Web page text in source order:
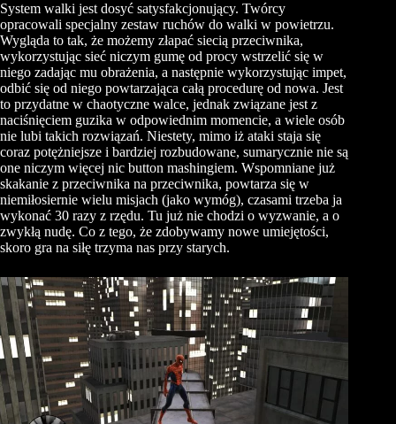
System walki jest dosyć satysfakcjonujący. Twórcy
opracowali specjalny zestaw ruchów do walki w powietrzu.
Wygląda to tak, że możemy złapać siecią przeciwnika,
wykorzystując sieć niczym gumę od procy wstrzelić się w
niego zadając mu obrażenia, a następnie wykorzystując impet,
odbić się od niego powtarzająca całą procedurę od nowa. Jest
to przydatne w chaotyczne walce, jednak związane jest z
naciśnięciem guzika w odpowiednim momencie, a wiele osób
nie lubi takich rozwiązań. Niestety, mimo iż ataki staja się
coraz potężniejsze i bardziej rozbudowane, sumarycznie nie są
one niczym więcej nic button mashingiem. Wspomniane już
skakanie z przeciwnika na przeciwnika, powtarza się w
niemiłosiernie wielu misjach (jako wymóg), czasami trzeba ja
wykonać 30 razy z rzędu. Tu już nie chodzi o wyzwanie, a o
zwykłą nudę. Co z tego, że zdobywamy nowe umiejętości,
skoro gra na siłę trzyma nas przy starych.